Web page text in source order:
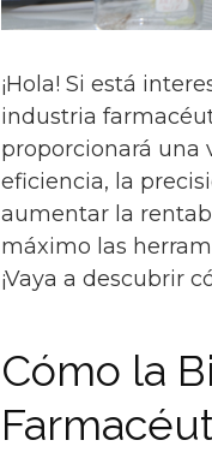
¡Hola! Si está
industria
proporcionará una
eficiencia, la
aumentar la
máximo las
¡Vaya a descubrir
Cómo la